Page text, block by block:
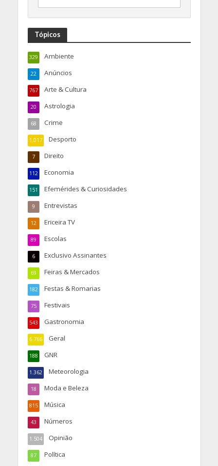
Tópicos
Ambiente
329
Anúncios
22
Arte & Cultura
767
Astrologia
20
Crime
68
Desporto
1.017
Direito
7
Economia
112
Efemérides & Curiosidades
151
Entrevistas
9
Ericeira TV
12
Escolas
89
Exclusivo Assinantes
6
Feiras & Mercados
69
Festas & Romarias
182
Festivais
75
Gastronomia
543
Geral
6.766
GNR
188
Meteorologia
1.362
Moda e Beleza
18
Música
815
Números
43
Opinião
1.504
Política
87